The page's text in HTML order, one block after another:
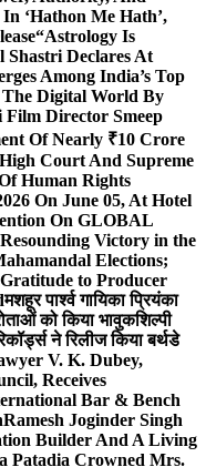
‘Hathon Me Hath’,
“Astrology Is
Declares At
Among India’s Top
The Digital World By
Film Director Smeep
Of Nearly ₹10 Crore
Court And Supreme
Human Rights
On June 05, At Hotel
On GLOBAL
Victory in the
Elections;
to Producer
मशहूर पार्श्व गायिका प्रियंका
को किया भावुकशिल्पी
ने रिलीज किया बर्थडे
V. K. Dubey,
Receives
Bar & Bench
Ramesh Joginder Singh
Builder And A Living
Patadia Crowned Mrs.